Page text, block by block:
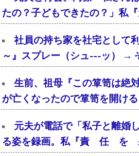
たの？子どもできたの？」私
社員の持ち家を社宅として
～』スプレー（シュ---ッ） →
生前、祖母『この箪笥は絶
が亡くなったので箪笥を開け
元夫が電話で「私子と離婚
る姿を録画。私『責 任